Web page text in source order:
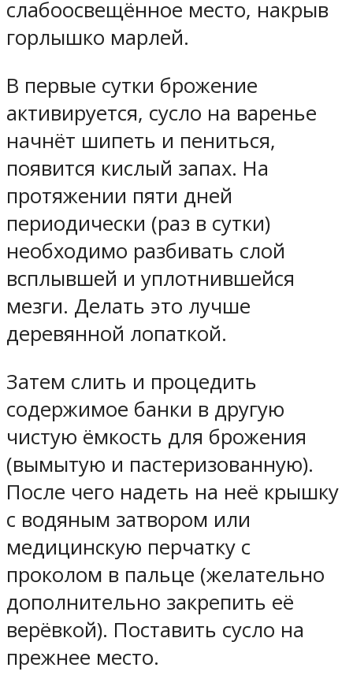
слабоосвещённое место, накрыв
горлышко марлей.
В первые сутки брожение
активируется, сусло на варенье
начнёт шипеть и пениться,
появится кислый запах. На
протяжении пяти дней
периодически (раз в сутки)
необходимо разбивать слой
всплывшей и уплотнившейся
мезги. Делать это лучше
деревянной лопаткой.
Затем слить и процедить
содержимое банки в другую
чистую ёмкость для брожения
(вымытую и пастеризованную).
После чего надеть на неё крышку
с водяным затвором или
медицинскую перчатку с
проколом в пальце (желательно
дополнительно закрепить её
верёвкой). Поставить сусло на
прежнее место.